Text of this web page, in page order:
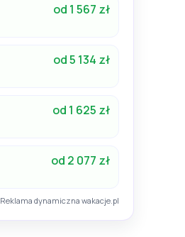
od 1 567 zł
od 5 134 zł
od 1 625 zł
od 2 077 zł
Reklama dynamiczna wakacje.pl